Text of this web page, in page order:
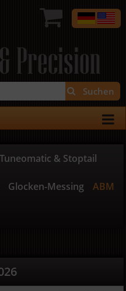
Precision
Suchen
Tuneomatic & Stoptail
Glocken-Messing ABM